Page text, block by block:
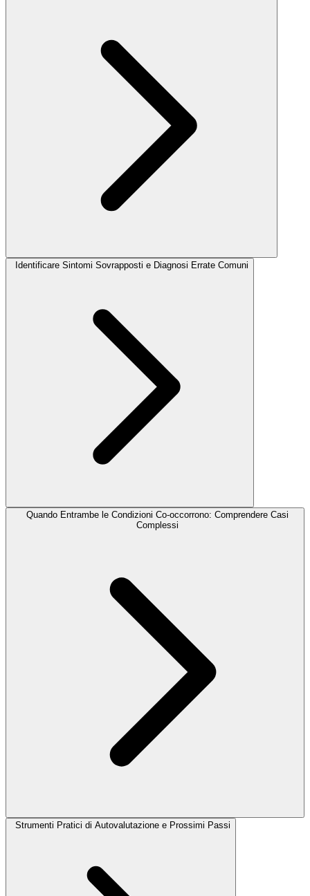
Identificare Sintomi Sovrapposti e Diagnosi Errate Comuni
Quando Entrambe le Condizioni Co-occorrono: Comprendere Casi
Complessi
Strumenti Pratici di Autovalutazione e Prossimi Passi